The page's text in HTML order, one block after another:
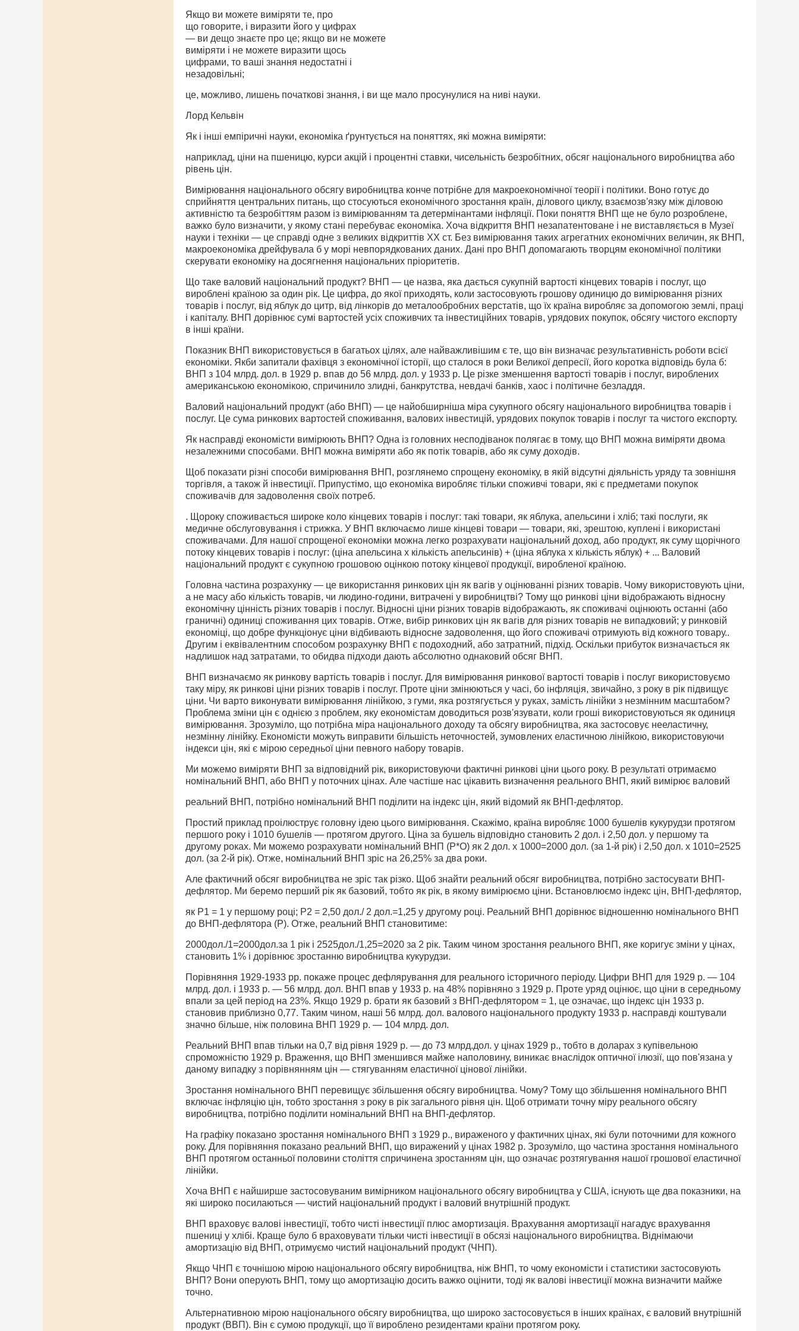
Якщо ви можете виміряти те, про
що говорите, і виразити його у цифрах
— ви дещо знаєте про це; якщо ви не можете
виміряти і не можете виразити щось
цифрами, то ваші знання недостатні і
незадовільні;
це, можливо, лишень початкові знання, і ви ще мало просунулися на ниві науки.
Лорд Кельвін
Як і інші емпіричні науки, економіка ґрунтується на поняттях, які можна виміряти:
наприклад, ціни на пшеницю, курси акцій і процентні ставки, чисельність без­робітних, обсяг національного виробництва або
рівень цін.
Вимірювання національного обсягу виробництва конче потрібне для макроекономічної теорії і політики. Воно готує до
сприйняття центральних питань, що стосуються економічного зростання країн, ділового циклу, взаємозв'язку між діловою
активністю та безробіттям разом із вимірюванням та детермінантами інфляції. Поки поняття ВНП ще не було розроблене,
важко було визначити, у якому стані перебуває економіка. Хоча відкриття ВНП незапатентоване і не виставляється в Музеї
науки і техніки — це справді одне з великих відкриттів XX ст. Без вимірювання таких агрегатних економічних величин, як ВНП,
макроекономіка дрей­фувала б у морі невпорядкованих даних. Дані про ВНП допомагають творцям економічної політики
скерувати економіку на досягнення національних пріоритетів.
Що таке валовий національний продукт? ВНП — це назва, яка дається сукупній вартості кінцевих товарів і послуг, що
вироблені країною за один рік. Це цифра, до якої приходять, коли застосовують грошову одиницю до вимірювання різних
товарів і послуг, від яблук до цитр, від лінкорів до металообробних верстатів, що їх країна виробляє за допомогою землі, праці
і капіталу. ВНП дорівнює сумі вартостей усіх споживчих та інвестиційних товарів, урядових покупок, обсягу чистого експорту
в інші країни.
Показник ВНП використовується в багатьох цілях, але найважливішим є те, що він визначає результативність роботи всієї
економіки. Якби запитали фахівця з економічної історії, що сталося в роки Великої депресії, його коротка відповідь була б:
ВНП з 104 млрд. дол. в 1929 р. впав до 56 млрд. дол. у 1933 р. Це різке зменшення вартості товарів і послуг, вироблених
американською економікою, спричинило злидні, банкрутства, невдачі банків, хаос і політичне безладдя.
Валовий національний продукт (або ВНП) — це найобширніша міра сукупного обсягу національного виробництва товарів і
послуг. Це сума ринкових вартостей споживання, валових інвестицій, урядових покупок товарів і послуг та чистого експорту.
Як насправді економісти вимірюють ВНП? Одна із головних несподіванок полягає в тому, що ВНП можна виміряти двома
незалежними способами. ВНП можна виміряти або як потік товарів, або як суму доходів.
Щоб показати різні способи вимірювання ВНП, розглянемо спрощену економіку, в якій відсутні діяльність уряду та зовнішня
торгівля, а також й інвестиції. При­пустімо, що економіка виробляє тільки споживчі товари, які є предметами покупок
споживачів для задоволення своїх потреб.
. Щороку споживається широке коло кінцевих товарів і послуг: такі товари, як яблука, апельсини і хліб; такі послуги, як
медичне обслуговування і стрижка. У ВНП включаємо лише кінцеві товари — товари, які, зрештою, куплені і використані
споживачами. Для нашої спрощеної економіки можна легко розрахувати національний доход, або продукт, як суму щорічного
потоку кінцевих товарів і послуг: (ціна апельсина х кількість апельсинів) + (ціна яблука х кількість яблук) + ... Валовий
національний продукт є сукупною грошовою оцінкою потоку кінцевої продукції, виробленої країною.
Головна частина розрахунку — це використання ринкових цін як вагів у оціню­ванні різних товарів. Чому використовують ціни,
а не масу або кількість товарів, чи людино-години, витрачені у виробництві? Тому що ринкові ціни відображають від­носну
економічну цінність різних товарів і послуг. Відносні ціни різних товарів відображають, як споживачі оцінюють останні (або
граничні) одиниці споживання цих товарів. Отже, вибір ринкових цін як вагів для різних товарів не випадковий; у ринковій
економіці, що добре функціонує ціни відбивають відносне задоволення, що його споживачі отримують від кожного товару..
Другим і еквівалентним способом розрахунку ВНП є подоходний, або затратний, підхід. Оскільки прибуток визначається як
надлишок над затратами, то обидва підходи дають абсолютно однаковий обсяг ВНП.
ВНП визначаємо як ринкову вартість товарів і послуг. Для вимірювання ринкової вартості товарів і послуг використовуємо
таку міру, як ринкові ціни різних товарів і послуг. Проте ціни змінюються у часі, бо інфляція, звичайно, з року в рік підвищує
ціни. Чи варто виконувати вимірювання лінійкою, з гуми, яка розтягується у руках, замість лінійки з незмінним масштабом?
Проблема зміни цін є однією з проблем, яку економістам доводиться розв'язувати, коли гроші використовуються як одиниця
вимірювання. Зрозуміло, що потрібна міра національного доходу та обсягу виробниц­тва, яка застосовує нееластичну,
незмінну лінійку. Економісти можуть виправити більшість неточностей, зумовлених еластичною лінійкою, використовуючи
індекси цін, які є мірою середньої ціни певного набору товарів.
Ми можемо виміряти ВНП за відповідний рік, використовуючи фактичні ринкові ціни цього року. В результаті отримаємо
номінальний ВНП, або ВНП у поточних цінах. Але частіше нас цікавить визначення реального ВНП, який вимірює валовий
реальний ВНП, потрібно номінальний ВНП поділити на індекс цін, який відомий як ВНП-дефлятор.
Простий приклад проілюструє головну ідею цього вимірювання. Скажімо, країна виробляє 1000 бушелів кукурудзи протягом
першого року і 1010 бушелів — протягом другого. Ціна за бушель відповідно становить 2 дол. і 2,50 дол. у першому та
другому роках. Ми можемо розрахувати номінальний ВНП (Р*О) як 2 дол. х 1000=2000 дол. (за 1-й рік) і 2,50 дол. х 1010=2525
дол. (за 2-й рік). Отже, номінальний ВНП зріс на 26,25% за два роки.
Але фактичний обсяг виробництва не зріс так різко. Щоб знайти реальний обсяг виробництва, потрібно застосувати ВНП-
дефлятор. Ми беремо перший рік як базо­вий, тобто як рік, в якому вимірюємо ціни. Встановлюємо індекс цін, ВНП-дефлятор,
як Р1 = 1 у першому році; Р2 = 2,50 дол./ 2 дол.=1,25 у другому році. Реальний ВНП дорівнює відношенню номінального ВНП
до ВНП-дефлятора (Р). Отже, реаль­ний ВНП становитиме:
2000дол./1=2000дол.за 1 рік і 2525дол./1,25=2020 за 2 рік. Таким чином зростання реального ВНП, яке коригує зміни у цінах,
становить 1% і дорівнює зростанню виробництва кукурудзи.
Порівняння 1929-1933 рр. покаже процес дефлярування для реального історичного періоду. Цифри ВНП для 1929 р. — 104
млрд. дол. і 1933 р. — 56 млрд. дол. ВНП впав у 1933 р. на 48% порівняно з 1929 р. Проте уряд оцінює, що ціни в середньому
впали за цей період на 23%. Якщо 1929 р. брати як базовий з ВНП-дефлятором = 1, це означає, що індекс цін 1933 р.
становив приблизно 0,77. Таким чином, наші 56 млрд. дол. валового національного продукту 1933 р. насправді коштували
значно більше, ніж половина ВНП 1929 р. — 104 млрд. дол.
Реальний ВНП впав тільки на 0,7 від рівня 1929 р. — до 73 млрд.дол. у цінах 1929 р., тобто в доларах з купівельною
спроможністю 1929 р. Враження, що ВНП зменшився майже наполовину, виникає внаслідок оптичної ілюзії, що пов'язана у
даному випадку з порівнянням цін — стягуванням еластичної цінової лінійки.
Зростання номінального ВНП перевищує збільшення обсягу виробництва. Чому? Тому що збільшення номінального ВНП
включає інфляцію цін, тобто зростання з року в рік загального рівня цін. Щоб отримати точну міру реального обсягу
виробництва, потрібно поділити номінальний ВНП на ВНП-дефлятор.
На графіку показано зростання номінального ВНП з 1929 р., вираженого у фактичних цінах, які були поточними для кожного
року. Для порівняння показано реальний ВНП, що виражений у цінах 1982 р. Зрозуміло, що частина зростання номінального
ВНП протягом останньої половини століття спричинена зростанням цін, що означає розтягування нашої грошової еластичної
лінійки.
Хоча ВНП є найширше застосовуваним вимірником національного обсягу виробниц­тва у США, існують ще два показники, на
які широко посилаються — чистий національний продукт і валовий внутрішній продукт.
ВНП враховує валові інвестиції, тобто чисті інвестиції плюс аморти­зація. Врахування амортизації нагадує врахування
пшениці у хлібі. Краще було б враховувати тільки чисті інвестиції в обсязі національного виробництва. Віднімаючи
амортизацію від ВНП, отримуємо чистий національний продукт (ЧНП).
Якщо ЧНП є точнішою мірою національного обсягу виробництва, ніж ВНП, то чому економісти і статистики застосовують
ВНП? Вони оперують ВНП, тому що амортизацію досить важко оцінити, тоді як валові інвестиції можна визначити майже
точно.
Альтернативною мірою національного обсягу виробництва, що широко застосо­вується в інших країнах, є валовий внутрішній
продукт (ВВП). Він є сумою продукції, що її вироблено резидентами країни протягом року.